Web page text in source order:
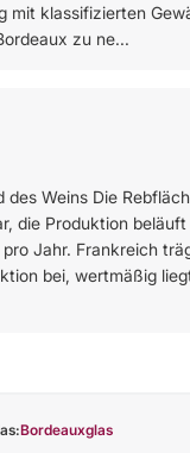
mit klassifizierten
zu ne...
des Weins Die
die Produktion
Jahr. Frankreich
bei, wertmäßig
Bordeauxglas